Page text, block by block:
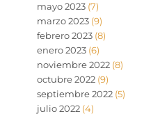
mayo 2023(7)
marzo 2023(9)
febrero 2023(8)
enero 2023(6)
noviembre 2022(8)
octubre 2022(9)
septiembre 2022(5)
julio 2022(4)